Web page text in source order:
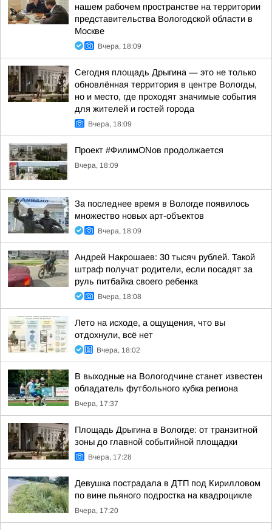
нашем рабочем пространстве на территории
представительства Вологодской области в
Москве
Вчера, 18:09
Сегодня площадь Дрыгина — это не только
обновлённая территория в центре Вологды,
но и место, где проходят значимые события
для жителей и гостей города
Вчера, 18:09
Проект #ФилимONов продолжается
Вчера, 18:09
За последнее время в Вологде появилось
множество новых арт-объектов
Вчера, 18:09
Андрей Накрошаев: 30 тысяч рублей. Такой
штраф получат родители, если посадят за
руль питбайка своего ребенка
Вчера, 18:08
Лето на исходе, а ощущения, что вы
отдохнули, всё нет
Вчера, 18:02
В выходные на Вологодчине станет известен
обладатель футбольного кубка региона
Вчера, 17:37
Площадь Дрыгина в Вологде: от транзитной
зоны до главной событийной площадки
Вчера, 17:28
Девушка пострадала в ДТП под Кирилловом
по вине пьяного подростка на квадроцикле
Вчера, 17:20